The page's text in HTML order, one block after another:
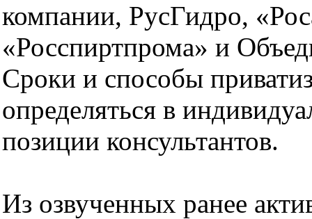
компании, РусГидро,
«Росспиртпрома» и
Сроки и способы
определяться в
позиции консультантов.
Из озвученных ранее